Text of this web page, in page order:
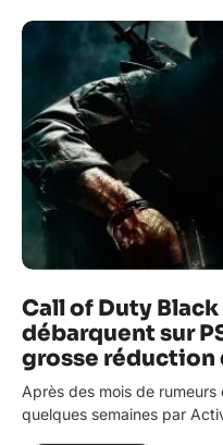
Call of Duty Black
débarquent sur
grosse réduction
Après des mois de
quelques semaines par